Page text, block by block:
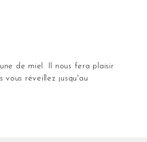
vous réveillez jusqu'au